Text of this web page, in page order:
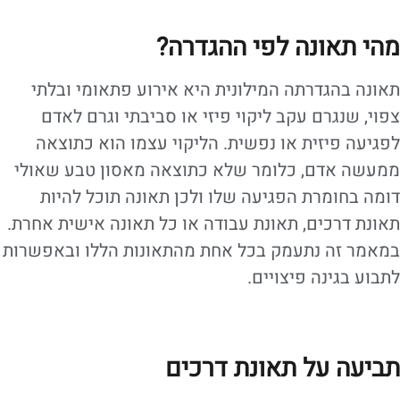
מהי תאונה לפי ההגדרה?
תאונה בהגדרתה המילונית היא אירוע פתאומי ובלתי
צפוי, שנגרם עקב ליקוי פיזי או סביבתי וגרם לאדם
לפגיעה פיזית או נפשית. הליקוי עצמו הוא כתוצאה
ממעשה אדם, כלומר שלא כתוצאה מאסון טבע שאולי
דומה בחומרת הפגיעה שלו ולכן תאונה תוכל להיות
תאונת דרכים, תאונת עבודה או כל תאונה אישית אחרת.
במאמר זה נתעמק בכל אחת מהתאונות הללו ובאפשרות
לתבוע בגינה פיצויים.
תביעה על תאונת דרכים